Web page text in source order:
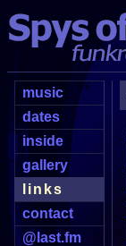
music
dates
inside
gallery
links
contact
@last.fm